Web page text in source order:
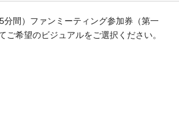
分間）ファンミーティング参加券（第一
希望のビジュアルをご選択ください。